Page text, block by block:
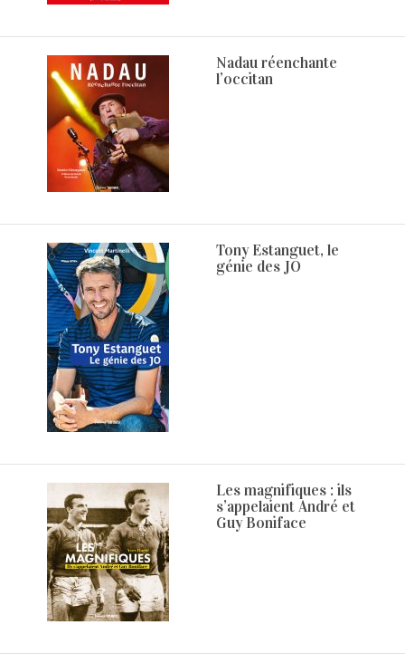
Nadau réenchante
l’occitan
Tony Estanguet, le
génie des JO
Les magnifiques : ils
s’appelaient André et
Guy Boniface